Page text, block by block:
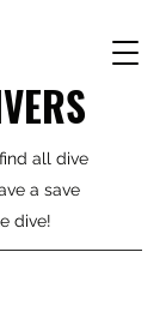
all dive
a save
dive!